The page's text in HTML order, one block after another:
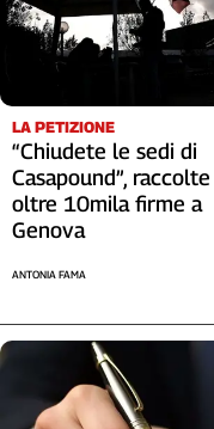
LA PETIZIONE
“Chiudete le sedi di
Casapound”, raccolte
oltre 10mila firme a
Genova
ANTONIA FAMA